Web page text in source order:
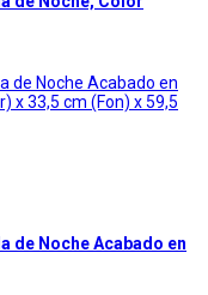
de Noche Acabado en